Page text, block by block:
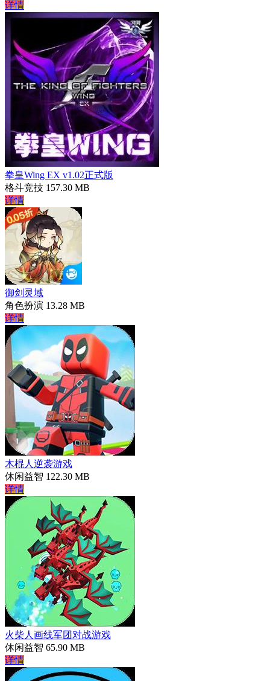
详情
拳皇Wing EX v1.02正式版
格斗竞技 157.30 MB
详情
御剑灵域
角色扮演 13.28 MB
详情
木棍人逆袭游戏
休闲益智 122.30 MB
详情
火柴人画线军团对战游戏
休闲益智 65.90 MB
详情